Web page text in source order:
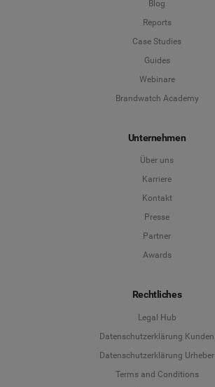
Blog
Reports
Case Studies
Guides
Webinare
Brandwatch Academy
Unternehmen
Über uns
Karriere
Kontakt
Presse
Partner
Awards
Rechtliches
Legal Hub
Datenschutzerklärung Kunden
Datenschutzerklärung Urheber
Terms and Conditions